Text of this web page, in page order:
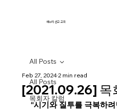
새누리 선교 교회
All Posts
목회자 칼럼
All Posts
[2021.09.26] 목
Feb 27, 20242 min read
“시기와 질투를 극복하